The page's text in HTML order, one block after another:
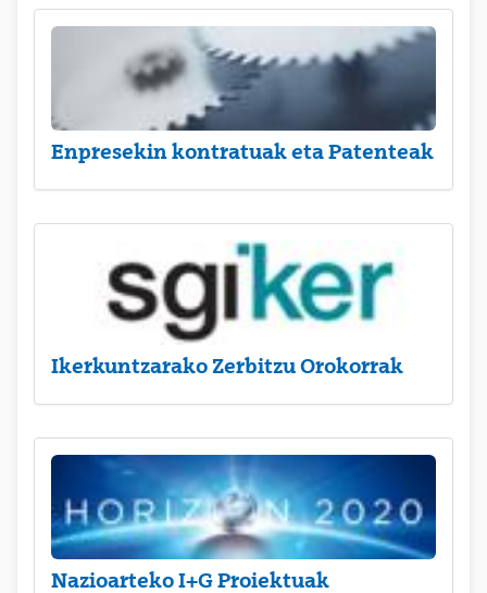
Enpresekin kontratuak eta Patenteak
Ikerkuntzarako Zerbitzu Orokorrak
Nazioarteko I+G Proiektuak